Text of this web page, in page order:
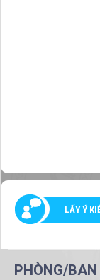
LẤY Ý
PHÒNG/BAN